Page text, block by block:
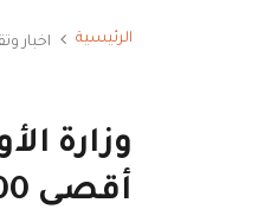
الرئيسية اخبار
وزارة
أقصى 800 ريال سعودي